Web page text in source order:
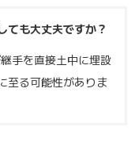
ても大丈夫ですか？
手を直接土中に埋設
至る可能性がありま